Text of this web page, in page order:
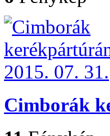
Cimborák